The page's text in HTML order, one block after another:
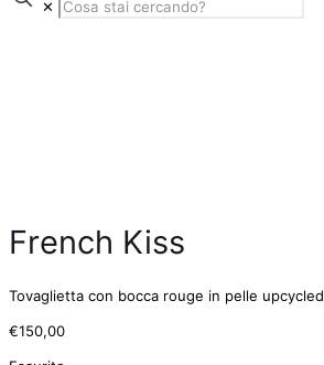
✕
French Kiss
Tovaglietta con bocca rouge in pelle upcycled
€150,00